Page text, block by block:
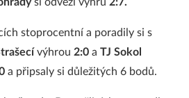
stoprocentní a poradily si s
výhrou 2:0 a TJ Sokol
a připsaly si důležitých 6 bodů.